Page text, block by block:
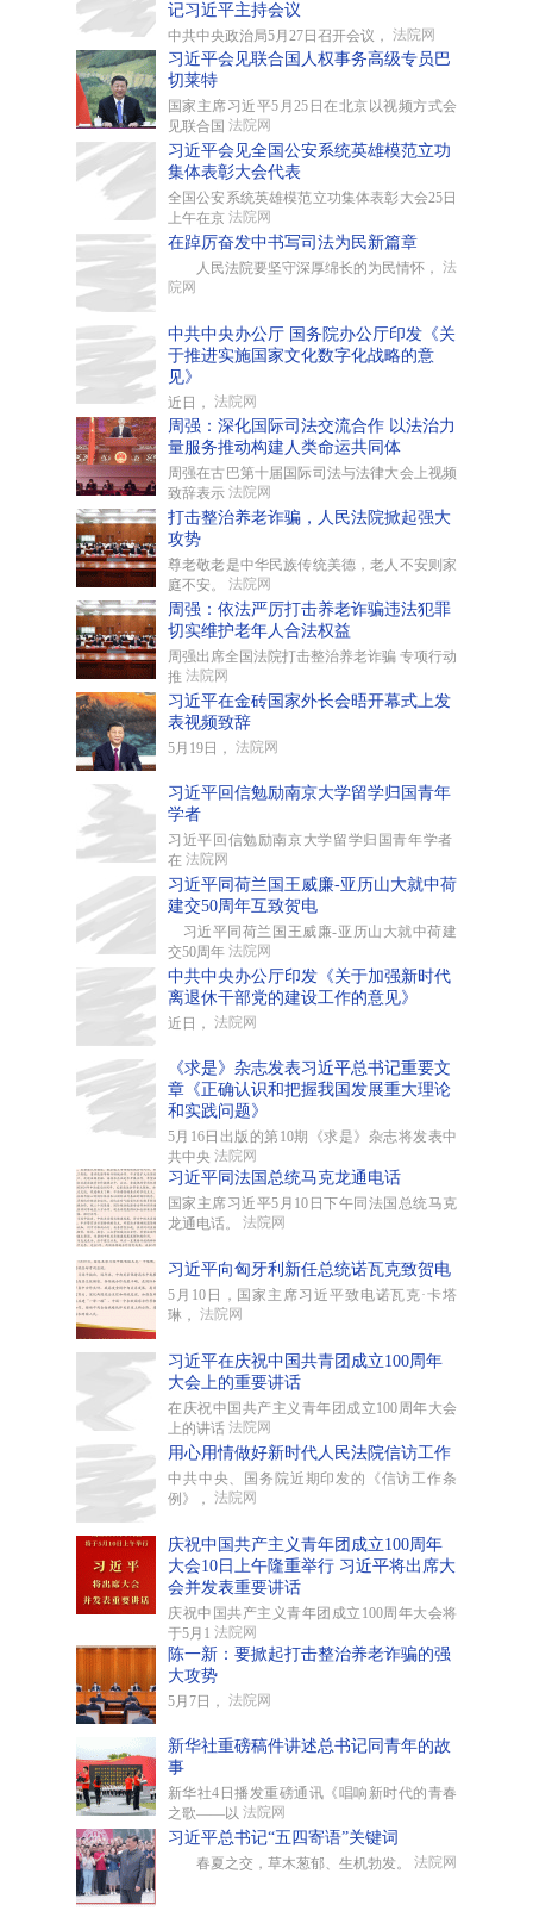
记习近平主持会议
中共中央政治局5月27日召开会议， 法院网
习近平会见联合国人权事务高级专员巴
切莱特
国家主席习近平5月25日在北京以视频方式会
见联合国 法院网
习近平会见全国公安系统英雄模范立功
集体表彰大会代表
全国公安系统英雄模范立功集体表彰大会25日
上午在京 法院网
在踔厉奋发中书写司法为民新篇章
人民法院要坚守深厚绵长的为民情怀， 法
院网
中共中央办公厅 国务院办公厅印发《关
于推进实施国家文化数字化战略的意
见》
近日， 法院网
周强：深化国际司法交流合作 以法治力
量服务推动构建人类命运共同体
周强在古巴第十届国际司法与法律大会上视频
致辞表示 法院网
打击整治养老诈骗，人民法院掀起强大
攻势
尊老敬老是中华民族传统美德，老人不安则家
庭不安。 法院网
周强：依法严厉打击养老诈骗违法犯罪
切实维护老年人合法权益
周强出席全国法院打击整治养老诈骗 专项行动
推 法院网
习近平在金砖国家外长会晤开幕式上发
表视频致辞
5月19日， 法院网
习近平回信勉励南京大学留学归国青年
学者
习近平回信勉励南京大学留学归国青年学者
在 法院网
习近平同荷兰国王威廉-亚历山大就中荷
建交50周年互致贺电
习近平同荷兰国王威廉-亚历山大就中荷建
交50周年 法院网
中共中央办公厅印发《关于加强新时代
离退休干部党的建设工作的意见》
近日， 法院网
《求是》杂志发表习近平总书记重要文
章《正确认识和把握我国发展重大理论
和实践问题》
5月16日出版的第10期《求是》杂志将发表中
共中央 法院网
习近平同法国总统马克龙通电话
国家主席习近平5月10日下午同法国总统马克
龙通电话。 法院网
习近平向匈牙利新任总统诺瓦克致贺电
5月10日，国家主席习近平致电诺瓦克·卡塔
琳， 法院网
习近平在庆祝中国共青团成立100周年
大会上的重要讲话
在庆祝中国共产主义青年团成立100周年大会
上的讲话 法院网
用心用情做好新时代人民法院信访工作
中共中央、国务院近期印发的《信访工作条
例》， 法院网
庆祝中国共产主义青年团成立100周年
大会10日上午隆重举行 习近平将出席大
会并发表重要讲话
庆祝中国共产主义青年团成立100周年大会将
于5月1 法院网
陈一新：要掀起打击整治养老诈骗的强
大攻势
5月7日， 法院网
新华社重磅稿件讲述总书记同青年的故
事
新华社4日播发重磅通讯《唱响新时代的青春
之歌——以 法院网
习近平总书记“五四寄语”关键词
春夏之交，草木葱郁、生机勃发。 法院网